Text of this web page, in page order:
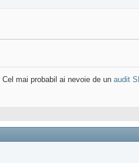
mai probabil ai nevoie de un audit